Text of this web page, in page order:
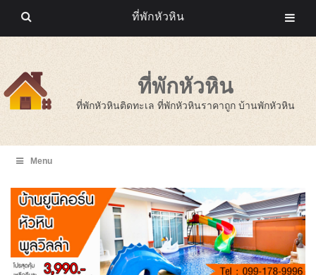
ที่พักหัวหิน
ที่พักหัวหินติดทะเล ที่พักหัวหินราคาถูก บ้านพักหัวหิน
Menu
ที่พักหัวหิน